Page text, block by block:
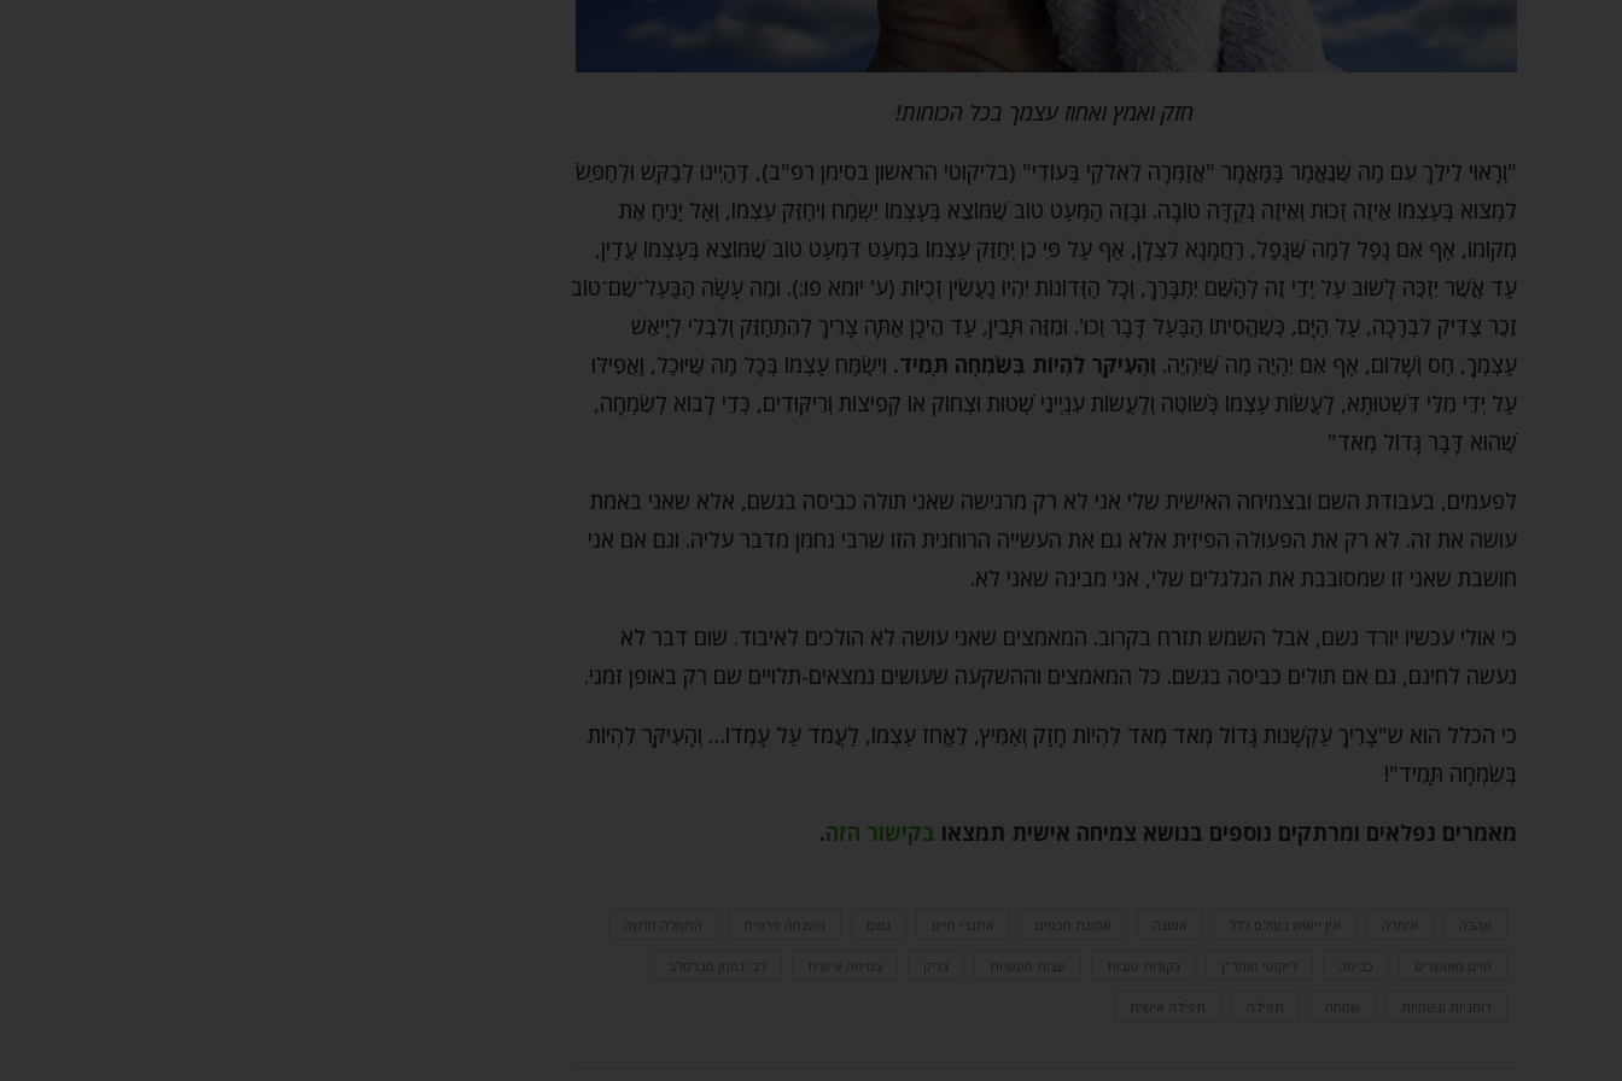
חזק ואמץ ואחוז עצמך בכל הכוחות!
"וְרָאוּי לֵילֵךְ עִם מַה שֶּׁנֶּאֱמַר בַּמַּאֲמָר "אֲזַמְּרָה לֵאלֹקַי בְּעוֹדִי" (בליקוטי הראשון בסימן רפ"ב), דְּהַיְינוּ לְבַקֵּשׁ וּלְחַפֵּשׂ
לִמְצֹוא בְּעַצְמוֹ אֵיזֶה זְכוּת וְאֵיזֶה נְקֻדָּה טוֹבָה. וּבָזֶה הַמְּעַט טוֹב שֶׁמּוֹצֵא בְּעַצְמוֹ יִשְׂמַח וִיחַזֵּק עַצְמוֹ, וְאַל יַנִּיחַ אֶת
מְקוֹמוֹ, אַף אִם נָפַל לְמַה שֶּׁנָּפַל, רַחֲמָנָא לִצְלָן, אַף עַל פִּי כֵן יְחַזֵּק עַצְמוֹ בִּמְעַט דִּמְעַט טוֹב שֶׁמּוֹצֵא בְּעַצְמוֹ עֲדַיִן,
עַד אֲשֶׁר יִזְכֶּה לָשׁוּב עַל יְדֵי זֶה לְהַשֵּׁם יִתְבָּרַךְ, וְכָל הַזְּדוֹנוֹת יִהְיוּ נַעֲשִׂין זְכֻיּוֹת (ע' יומא פו:). וּמֶה עָשָׂה הַבַּעַל־שֵׁם־טוֹב
זֵכֶר צַדִּיק לִבְרָכָה, עַל הַיָּם, כְּשֶׁהֱסִיתוֹ הַבַּעַל דָּבָר וְכוּ'. וּמִזֶּה תָּבִין, עַד הֵיכָן אַתָּה צָרִיךְ לְהִתְחַזֵּק וְלִבְלִי לְיָיאֵשׁ
עַצְמְךָ, חַס וְשָׁלוֹם, אַף אִם יִהְיֶה מַה שֶּׁיִּהְיֶה. וְהָעִיקָּר לִהְיוֹת בְּשִׂמְחָה תָּמִיד. וִישַׂמַּח עַצְמוֹ בְּכָל מַה שֶּׁיּוּכַל, וַאֲפִילּוּ
עַל יְדֵי מִלֵּי דִּשְׁטוּתָא, לַעֲשׂוֹת עַצְמוֹ כְּשׁוֹטֶה וְלַעֲשׂוֹת עִנְיְינֵי שְׁטוּת וּצְחוֹק אוֹ קְפִיצוֹת וְרִיקּוּדִים, כְּדֵי לָבוֹא לְשִׂמְחָה,
שֶׁהוּא דָּבָר גָּדוֹל מְאֹד"
לפעמים, בעבודת השם ובצמיחה האישית שלי אני לא רק מרגישה שאני תולה כביסה בגשם, אלא שאני באמת
עושה את זה. לא רק את הפעולה הפיזית אלא גם את העשייה הרוחנית הזו שרבי נחמן מדבר עליה. וגם אם אני
חושבת שאני זו שמסובבת את הגלגלים שלי, אני מבינה שאני לא.
כי אולי עכשיו יורד גשם, אבל השמש תזרח בקרוב. המאמצים שאני עושה לא הולכים לאיבוד. שום דבר לא
נעשה לחינם, גם אם תולים כביסה בגשם. כל המאמצים וההשקעה שעושים נמצאים-תלויים שם רק באופן זמני.
כי הכלל הוא ש"צָרִיךְ עַקְשָׁנוּת גָּדוֹל מְאֹד מְאֹד לִהְיוֹת חָזָק וְאַמִּיץ, לֶאֱחֹז עַצְמוֹ, לַעֲמֹד עַל עָמְדוֹ… וְהָעִיקָּר לִהְיוֹת
בְּשִׂמְחָה תָּמִיד"!
מאמרים נפלאים ומרתקים נוספים בנושא צמיחה אישית תמצאו בקישור הזה.
אזמרה אין ייאוש בעולם כלל אמונה אמונת חכמים אתגרי חיים גשם השגחה פרטית התחלה חדשה
חיים מאושרים כביסה ליקוטי מוהר"ן נקודות טובות עצות מעשיות צדיק צמיחה אישית רבי נחמן מברסלב
רוחניות וגשמיות שמחה תפילה תפילה אישית